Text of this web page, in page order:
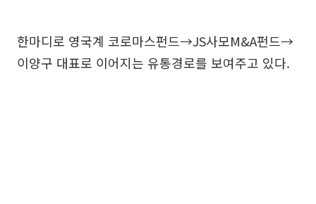
한마디로 영국계 코로마스펀드→JS사모M&A펀드→
이양구 대표로 이어지는 유통경로를 보여주고 있다.